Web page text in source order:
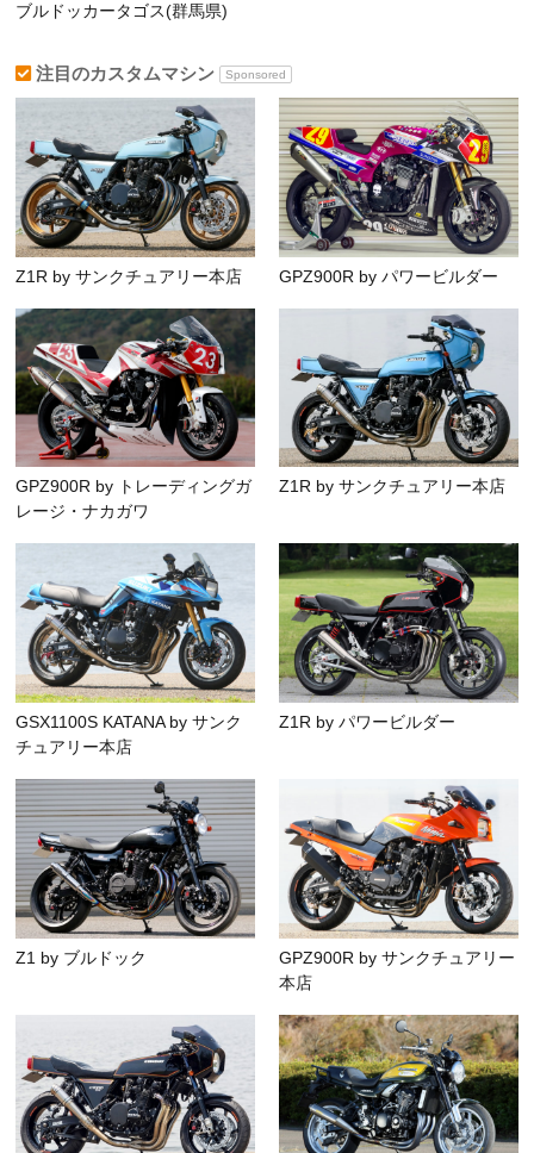
ブルドッカータゴス(群馬県)
注目のカスタムマシン Sponsored
Z1R by サンクチュアリー本店 GPZ900R by パワービルダー
GPZ900R by トレーディングガ
レージ・ナカガワ
Z1R by サンクチュアリー本店
GSX1100S KATANA by サンク
チュアリー本店
Z1R by パワービルダー
Z1 by ブルドック
GPZ900R by サンクチュアリー
本店